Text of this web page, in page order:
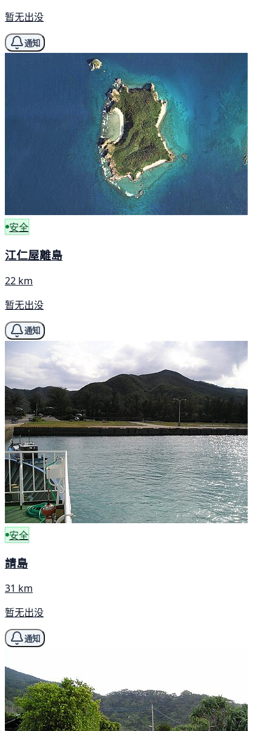
暂无出没
通知
安全
江仁屋離島
22 km
暂无出没
通知
安全
請島
31 km
暂无出没
通知